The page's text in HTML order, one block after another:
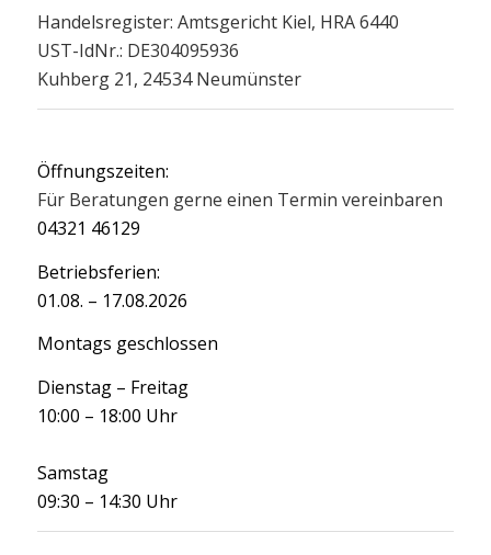
Handelsregister: Amtsgericht Kiel, HRA 6440
UST-IdNr.: DE304095936
Kuhberg 21, 24534 Neumünster
Öffnungszeiten:
Für Beratungen gerne einen Termin vereinbaren
04321 46129
Betriebsferien:
01.08. – 17.08.2026
Montags geschlossen
Dienstag – Freitag
10:00 – 18:00 Uhr
Samstag
09:30 – 14:30 Uhr